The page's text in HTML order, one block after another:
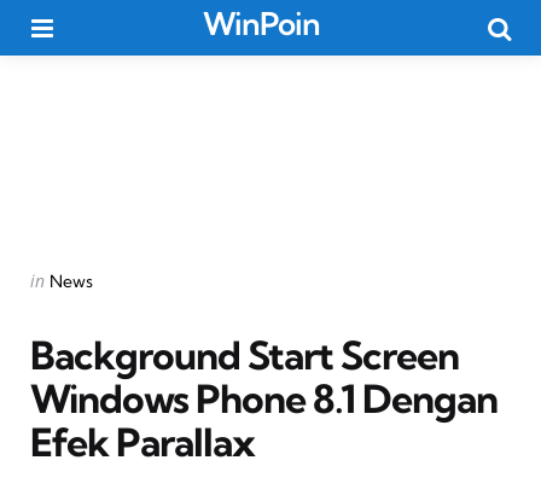
WinPoin
Categories
Posted
in News
Background Start Screen
Windows Phone 8.1 Dengan
Efek Parallax